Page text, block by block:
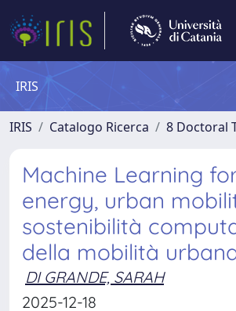
IRIS
IRIS Catalogo Ricerca 8 Doctoral
Machine Learning
energy, urban
sostenibilità
della mobilità
DI GRANDE, SARAH
2025-12-18